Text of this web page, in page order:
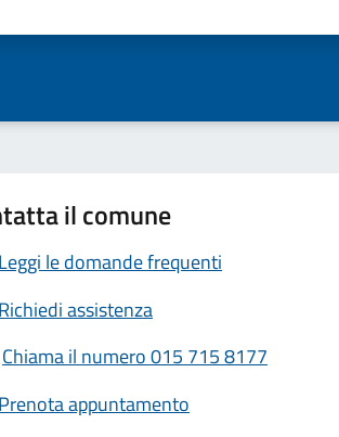
il comune
Leggi le domande frequenti
Richiedi assistenza
Chiama il numero 015 715 8177
Prenota appuntamento